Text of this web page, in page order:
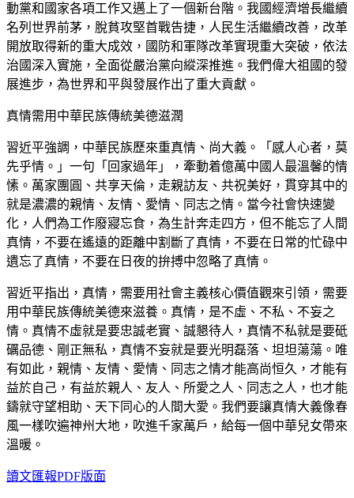
動黨和國家各項工作又邁上了一個新台階。我國經濟增長繼續
名列世界前茅，脫貧攻堅首戰告捷，人民生活繼續改善，改革
開放取得新的重大成效，國防和軍隊改革實現重大突破，依法
治國深入實施，全面從嚴治黨向縱深推進。我們偉大祖國的發
展進步，為世界和平與發展作出了重大貢獻。
真情需用中華民族傳統美德滋潤
習近平強調，中華民族歷來重真情、尚大義。「感人心者，莫
先乎情。」一句「回家過年」，牽動着億萬中國人最溫馨的情
愫。萬家團圓、共享天倫，走親訪友、共祝美好，貫穿其中的
就是濃濃的親情、友情、愛情、同志之情。當今社會快速變
化，人們為工作廢寢忘食，為生計奔走四方，但不能忘了人間
真情，不要在遙遠的距離中割斷了真情，不要在日常的忙碌中
遺忘了真情，不要在日夜的拚搏中忽略了真情。
習近平指出，真情，需要用社會主義核心價值觀來引領，需要
用中華民族傳統美德來滋養。真情，是不虛、不私、不妄之
情。真情不虛就是要忠誠老實、誠懇待人，真情不私就是要砥
礪品德、剛正無私，真情不妄就是要光明磊落、坦坦蕩蕩。唯
有如此，親情、友情、愛情、同志之情才能高尚恒久，才能有
益於自己，有益於親人、友人、所愛之人、同志之人，也才能
鑄就守望相助、天下同心的人間大愛。我們要讓真情大義像春
風一樣吹遍神州大地，吹進千家萬戶，給每一個中華兒女帶來
溫暖。
讀文匯報PDF版面